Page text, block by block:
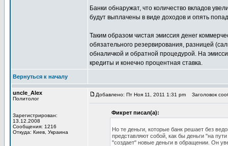
Банки обнаружат, что количество вкладов
будут выплачены в виде доходов и опять
Таким образом чистая эмиссия денег
обязательного резервирования, разницей
обналичкой и обратной процедурой. На
кредиты и конечно процентная ставка.
Вернуться к началу
uncle_Alex
Политолог
Зарегистрирован:
13.12.2008
Сообщения: 1216
Откуда: Киев, Украина
Добавлено: Пт Ноя 11, 2011 1:31 pm Заголовок
Фикрет писал(а):
Но те деньги, которые банк решает без
представляют собой, как бы деньги "на
"создает" новые деньги в обращении. Он